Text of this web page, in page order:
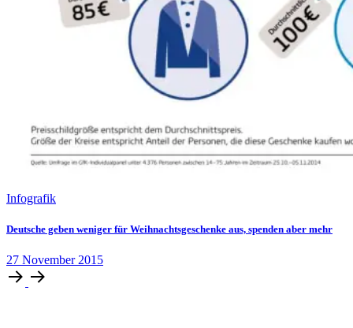
Infografik
Deutsche geben weniger für Weihnachtsgeschenke aus, spenden aber mehr
27 November 2015